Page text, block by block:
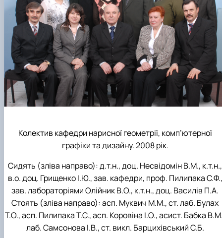
Колектив кафедри нарисної геометрії, комп’ютерної
графіки та дизайну. 2008 рік.
Сидять (зліва направо): д.т.н., доц. Несвідомін В.М., к.т.н.,
в.о. доц. Грищенко І.Ю., зав. кафедри, проф. Пилипака С.Ф.,
зав. лабораторіями Олійник В.О., к.т.н., доц. Василів П.А.
Стоять (зліва направо): асп. Муквич М.М., ст. лаб. Булах
Т.О., асп. Пилипака Т.С., асп. Коровіна І.О., асист. Бабка
лаб. Самсонова І.В., ст. викл. Барцихівський С.Б.